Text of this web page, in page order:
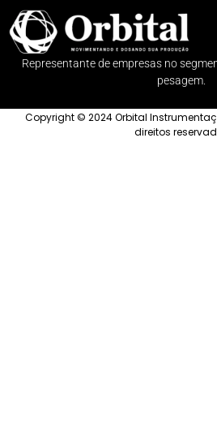
Representante de empresas no
pesagem.
Copyright © 2024 Orbital
direitos